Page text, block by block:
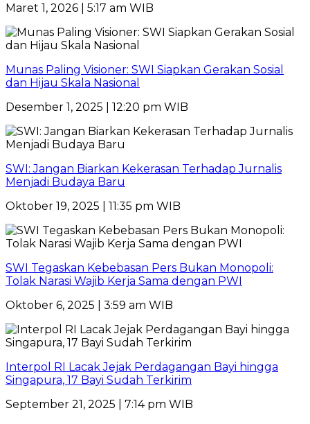
Maret 1, 2026 | 5:17 am WIB
Munas Paling Visioner: SWI Siapkan Gerakan Sosial
dan Hijau Skala Nasional
Desember 1, 2025 | 12:20 pm WIB
SWI: Jangan Biarkan Kekerasan Terhadap Jurnalis
Menjadi Budaya Baru
Oktober 19, 2025 | 11:35 pm WIB
SWI Tegaskan Kebebasan Pers Bukan Monopoli:
Tolak Narasi Wajib Kerja Sama dengan PWI
Oktober 6, 2025 | 3:59 am WIB
Interpol RI Lacak Jejak Perdagangan Bayi hingga
Singapura, 17 Bayi Sudah Terkirim
September 21, 2025 | 7:14 pm WIB